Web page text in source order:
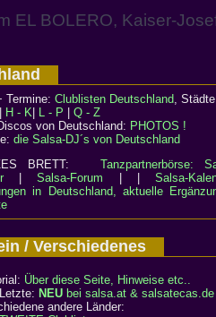
EL BOLERO, Kaiser-
Termine: Clublisten Deutschland,
H - K L - P
Q - Z
von Deutschland: PHOTOS !
die Salsa-DJ´s von Deutschland
BRETT:Tanzpartnerbörse:
|Salsa-Forum | |Salsa-
in Deutschland, aktuelle
/ Verschiedenes
Über diese Seite, Hinweise etc..
NEU bei salsa.at & salsatecas.de
andere Länder: